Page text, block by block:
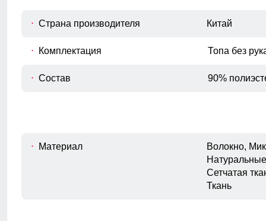
Страна производителя Китай
Комплектация Топа без
Состав 90%
Материал
Волокно,
Сетчатая
Ткань